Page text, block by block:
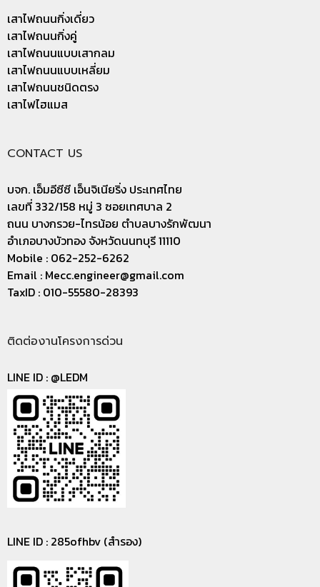
เสาไฟถนนกิ่งเดี่ยว
เสาไฟถนนกิ่งคู่
เสาไฟถนนแบบเสากลม
เสาไฟถนนแบบเหลี่ยม
เสาไฟถนนชนิดตรง
เสาไฟไฮแมส
CONTACT US
บจก. เอ็มอีซีซี เอ็นจิเนียริ่ง ประเทศไทย
เลขที่ 332/158 หมู่ 3 ซอยเทศบาล 2
ถนน บางกรวย-ไทรน้อย ตำบลบางรักพัฒนา
อำเภอบางบัวทอง จังหวัดนนทบุรี 11110
Mobile : 062-252-6262
Email : Mecc.engineer@gmail.com
TaxID : 010-55580-28393
ติดต่องานโครงการด่วน
LINE ID : @LEDM
LINE ID : 285ofhbv (สำรอง)